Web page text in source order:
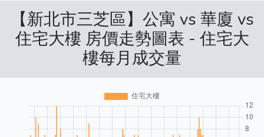
【新北市三芝區】公寓 vs 華廈 vs
住宅大樓 房價走勢圖表 - 住宅大
樓每月成交量